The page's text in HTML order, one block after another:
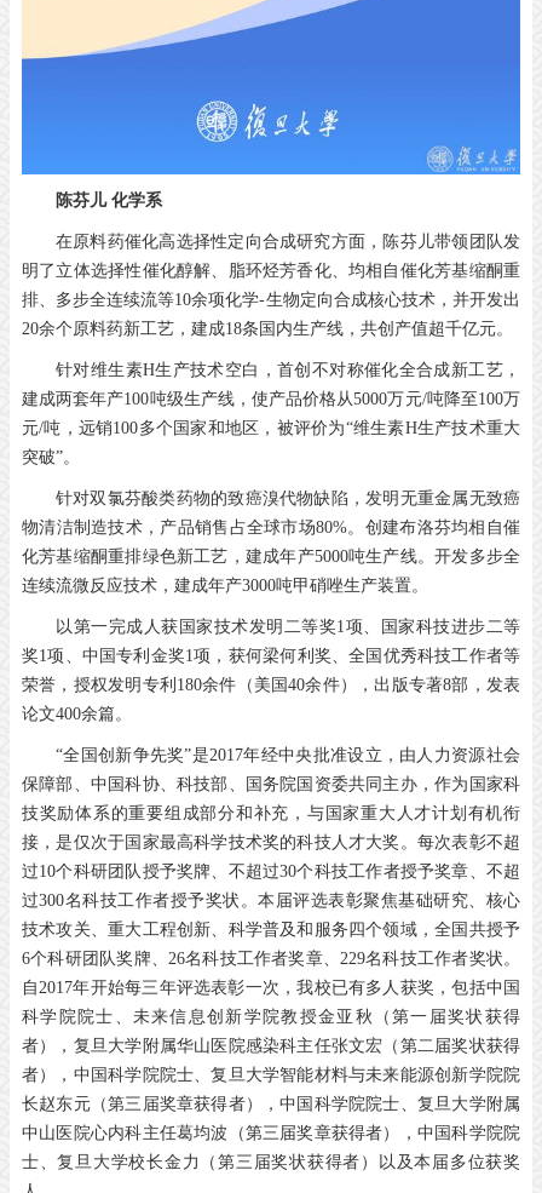
陈芬儿 化学系
在原料药催化高选择性定向合成研究方面，陈芬儿带领团队发
明了立体选择性催化醇解、脂环烃芳香化、均相自催化芳基缩酮重
排、多步全连续流等10余项化学-生物定向合成核心技术，并开发出
20余个原料药新工艺，建成18条国内生产线，共创产值超千亿元。
针对维生素H生产技术空白，首创不对称催化全合成新工艺，
建成两套年产100吨级生产线，使产品价格从5000万元/吨降至100万
元/吨，远销100多个国家和地区，被评价为“维生素H生产技术重大
突破”。
针对双氯芬酸类药物的致癌溴代物缺陷，发明无重金属无致癌
物清洁制造技术，产品销售占全球市场80%。创建布洛芬均相自催
化芳基缩酮重排绿色新工艺，建成年产5000吨生产线。开发多步全
连续流微反应技术，建成年产3000吨甲硝唑生产装置。
以第一完成人获国家技术发明二等奖1项、国家科技进步二等
奖1项、中国专利金奖1项，获何梁何利奖、全国优秀科技工作者等
荣誉，授权发明专利180余件（美国40余件），出版专著8部，发表
论文400余篇。
“全国创新争先奖”是2017年经中央批准设立，由人力资源社会
保障部、中国科协、科技部、国务院国资委共同主办，作为国家科
技奖励体系的重要组成部分和补充，与国家重大人才计划有机衔
接，是仅次于国家最高科学技术奖的科技人才大奖。每次表彰不超
过10个科研团队授予奖牌、不超过30个科技工作者授予奖章、不超
过300名科技工作者授予奖状。本届评选表彰聚焦基础研究、核心
技术攻关、重大工程创新、科学普及和服务四个领域，全国共授予
6个科研团队奖牌、26名科技工作者奖章、229名科技工作者奖状。
自2017年开始每三年评选表彰一次，我校已有多人获奖，包括中国
科学院院士、未来信息创新学院教授金亚秋（第一届奖状获得
者），复旦大学附属华山医院感染科主任张文宏（第二届奖状获得
者），中国科学院院士、复旦大学智能材料与未来能源创新学院院
长赵东元（第三届奖章获得者），中国科学院院士、复旦大学附属
中山医院心内科主任葛均波（第三届奖章获得者），中国科学院院
士、复旦大学校长金力（第三届奖状获得者）以及本届多位获奖